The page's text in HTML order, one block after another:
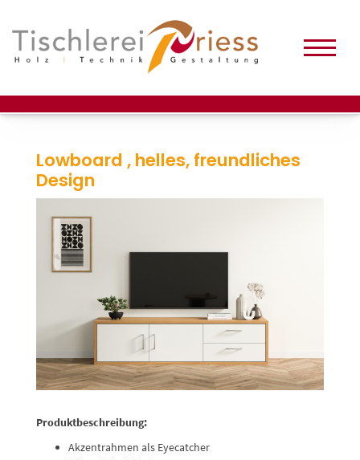
Lowboard , helles, freundliches
Design
Produktbeschreibung:
Akzentrahmen als Eyecatcher